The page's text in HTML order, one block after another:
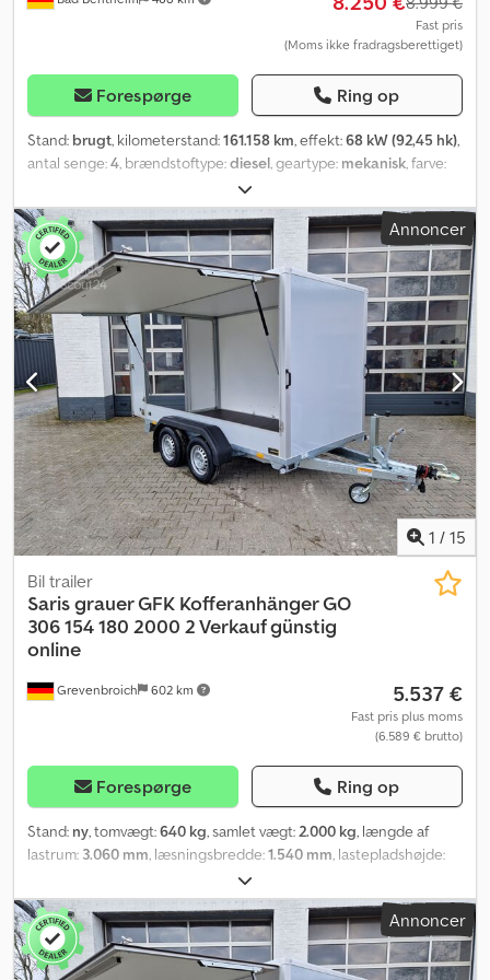
Fast pris
(Moms ikke fradragsberettiget)
Forespørge Ring op
Stand: brugt, kilometerstand:161.158 km, effekt:68 kW (92,45 hk),
antal senge:4, brændstoftype:diesel, geartype: mekanisk, farve:
05/1991
akslekonfiguration:2 aksler, emissionsklasse:euro2, samlet vægt:
3.100 kg, Produktionsår:1991, * 8.250,- € * FFB Tabbert 570 Classis
Turbo Diesel, fuldt integreret, Fiat 2.5 Tdi 68 kW, hæve-seng +
midter-siddearrangement + side-siddearrangement + markise +
solcellepanel * Midter-siddearrangement * Side-
siddearrangement * Køkken * Toilet Cedpfxozlwi Rs Afdjrf *
Hæve-seng * Cykelholder * Varmt vand * Køleskab * Varme *
Markise * Solcellepanel * Akselafstand 292 cm * Egenvægt 2430
kg * Nyttelast 670 kg * Tilladt totalvægt 3100 kg *
Køretøjsnummer 7 ÅBNINGSTIDER Mandag - fredag fra 09:00 -
17:00 (efter aftale...) KONTAKTOPLYSNINGER Telefon: WhatsApp E-
mail: Overførsels- og toldplader (eksportnummer) kan fås hos os.
Med forbehold for fejl, trykfejl og mellemsalg. Tekniske
specifikationer og udstyrsdetaljer skal kontrolleres separat. Den
aftalte tilstand er kun den, der er inspiceret på stedet ved
købstidspunktet og skriftligt bekræftet. Vi beder om, at der aftales
en tid...
Annoncer
1 / 15
Grevenbroich 602 km
Bil trailer
Sarisgrauer GFK Kofferanhänger GO
306 154 180 2000 2 Verkauf günstig
online
5.537 €
Fast pris plus moms
(6.589 € brutto)
Forespørge Ring op
Stand: ny, tomvægt:640 kg, samlet vægt: 2.000 kg, længde af
lastrum: 3.060 mm , læsningsbredde:1.540 mm , lastepladshøjde:
, ANHÄNGERWIRTZ – din online-
markedsplads for køb af din nye trailer, med stærke, kendte
mærker! Over 850 nye trailere på lager Over 130 brugte trailere,
der løbende er på tilbud Et uforpligtende eksempel: Nye trailere
direkte fra Saris-engroshandleren – vi har gjort det i over 35 år!
Annoncer